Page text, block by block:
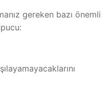
gereken bazı önemli